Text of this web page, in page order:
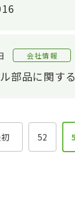
押出工程
仕上工
会社情報
部品に関す
52